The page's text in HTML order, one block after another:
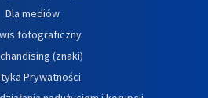
Dla mediów
fotograficzny
(znaki)
Prywatności